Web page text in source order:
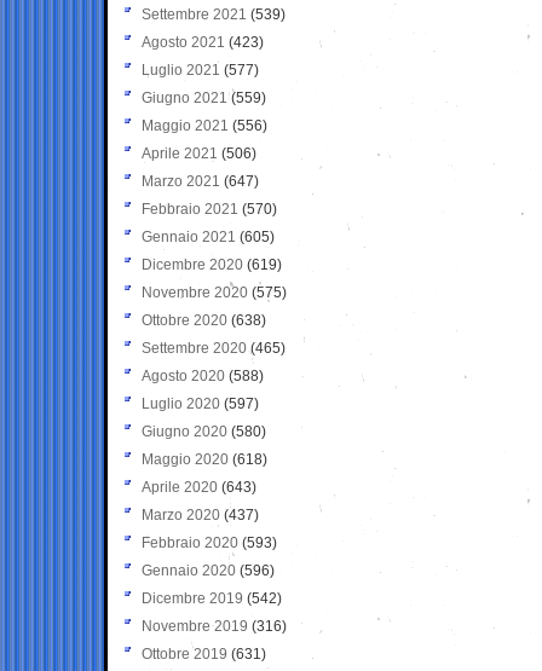
Settembre 2021 (539)
Agosto 2021 (423)
Luglio 2021 (577)
Giugno 2021(559)
Maggio 2021 (556)
Aprile 2021 (506)
Marzo 2021 (647)
Febbraio 2021 (570)
Gennaio 2021 (605)
Dicembre 2020 (619)
Novembre 2020 (575)
Ottobre 2020 (638)
Settembre 2020(465)
Agosto 2020 (588)
Luglio 2020 (597)
Giugno 2020 (580)
Maggio 2020 (618)
Aprile 2020 (643)
Marzo 2020 (437)
Febbraio 2020 (593)
Gennaio 2020 (596)
Dicembre 2019 (542)
Novembre 2019 (316)
Ottobre 2019 (631)